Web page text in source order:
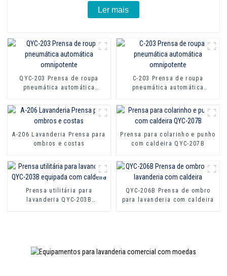
Ler mais
QYC-203 Prensa de roupa
pneumática automática
C-203 Prensa de roupa
pneumática automática
A-206 Lavanderia Prensa para
ombros e costas
Prensa para colarinho e punho
com caldeira QYC-207B
Prensa utilitária para
lavanderia QYC-203B
QYC-206B Prensa de ombro
para lavanderia com caldeira